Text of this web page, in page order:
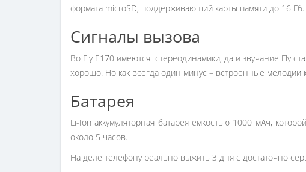
формата microSD, поддерживающий карты памяти до 16 Гб.
Сигналы вызова
Во Fly E170 имеются стереодинамики, да и звучание Fly
хорошо. Но как всегда один минус – встроенные мелодии
Батарея
Li-Ion аккумуляторная батарея емкостью 1000 мАч,
около 5 часов.
На деле телефону реально выжить 3 дня с достаточно